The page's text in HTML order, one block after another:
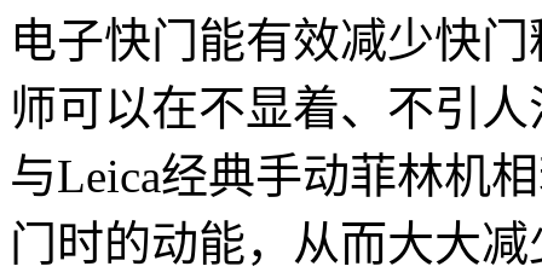
电子快门能有效减少快
师可以在不显着、不引
与Leica经典手动菲林机
门时的动能，从而大大